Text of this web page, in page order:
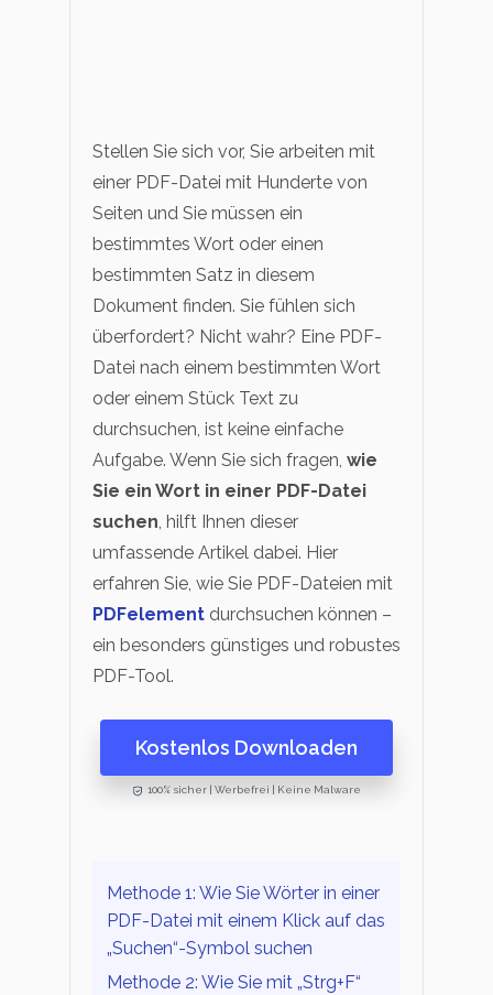
Stellen Sie sich vor, Sie arbeiten mit
einer PDF-Datei mit Hunderte von
Seiten und Sie müssen ein
bestimmtes Wort oder einen
bestimmten Satz in diesem
Dokument finden. Sie fühlen sich
überfordert? Nicht wahr? Eine PDF-
Datei nach einem bestimmten Wort
oder einem Stück Text zu
durchsuchen, ist keine einfache
Aufgabe. Wenn Sie sich fragen, wie
Sie ein Wort in einer PDF-Datei
suchen, hilft Ihnen dieser
umfassende Artikel dabei. Hier
erfahren Sie, wie Sie PDF-Dateien mit
PDFelement durchsuchen können –
ein besonders günstiges und robustes
PDF-Tool.
Kostenlos Downloaden
100% sicher | Werbefrei | Keine Malware
Methode 1: Wie Sie Wörter in einer
PDF-Datei mit einem Klick auf das
„Suchen“-Symbol suchen
Methode 2: Wie Sie mit „Strg+F“